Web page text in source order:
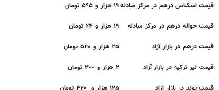
قیمت اسکناس درهم در مرکز مبادله۱۹ هزار و ۵۹۵ تومان
قیمت حواله درهم در مرکز مبادله ۱۹ هزار و ۲۴ تومان
قیمت درهم در بازار آزاد ۲۵ هزار و ۵۴۰ تومان
قیمت لیر ترکیه در بازار آزاد ۲ هزار و ۳۰۰ تومان
قیمت پوند در بازار آزاد ۱۲۵ هزار و ۴۲۰ تومان